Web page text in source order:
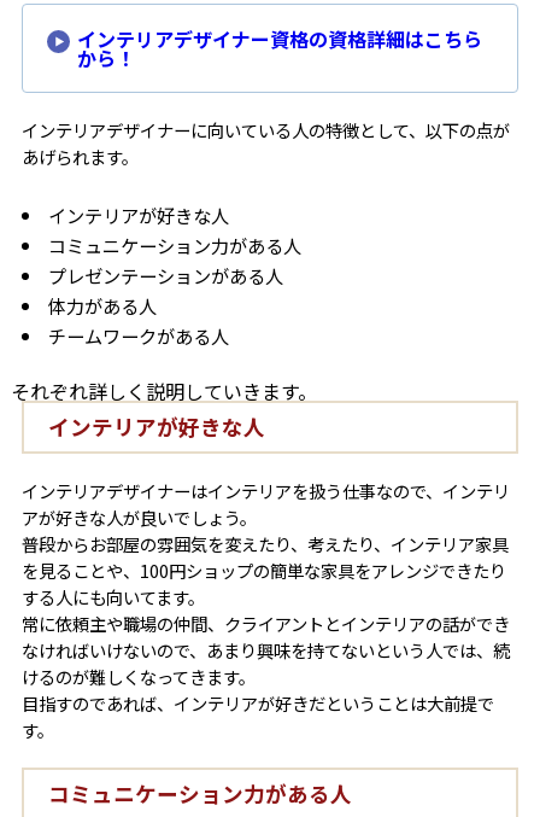
インテリアデザイナー資格の資格詳細はこちら
から！
インテリアデザイナーに向いている人の特徴として、以下の点が
あげられます。
インテリアが好きな人
コミュニケーション力がある人
プレゼンテーションがある人
体力がある人
チームワークがある人
それぞれ詳しく説明していきます。
インテリアが好きな人
インテリアデザイナーはインテリアを扱う仕事なので、インテリ
アが好きな人が良いでしょう。
普段からお部屋の雰囲気を変えたり、考えたり、インテリア家具
を見ることや、100円ショップの簡単な家具をアレンジできたり
する人にも向いてます。
常に依頼主や職場の仲間、クライアントとインテリアの話ができ
なければいけないので、あまり興味を持てないという人では、続
けるのが難しくなってきます。
目指すのであれば、インテリアが好きだということは大前提で
す。
コミュニケーション力がある人